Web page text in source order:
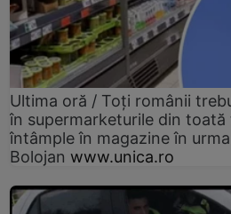
Ultima oră / Toți românii
în supermarketurile din toată
întâmple în magazine în
Bolojan www.unica.ro